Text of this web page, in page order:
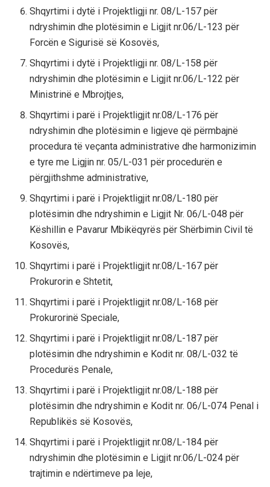
Shqyrtimi i dytë i Projektligji nr. 08/L-157 për
ndryshimin dhe plotësimin e Ligjit nr.06/L-123 për
Forcën e Sigurisë së Kosovës,
Shqyrtimi i dytë i Projektligji nr. 08/L-158 për
ndryshimin dhe plotësimin e Ligjit nr.06/L-122 për
Ministrinë e Mbrojtjes,
Shqyrtimi i parë i Projektligjit nr.08/L-176 për
ndryshimin dhe plotësimin e ligjeve që përmbajnë
procedura të veçanta administrative dhe harmonizimin
e tyre me Ligjin nr. 05/L-031 për procedurën e
përgjithshme administrative,
Shqyrtimi i parë i Projektligjit nr.08/L-180 për
plotësimin dhe ndryshimin e Ligjit Nr. 06/L-048 për
Këshillin e Pavarur Mbikëqyrës për Shërbimin Civil të
Kosovës,
Shqyrtimi i parë i Projektligjit nr.08/L-167 për
Prokurorin e Shtetit,
Shqyrtimi i parë i Projektligjit nr.08/L-168 për
Prokurorinë Speciale,
Shqyrtimi i parë i Projektligjit nr.08/L-187 për
plotësimin dhe ndryshimin e Kodit nr. 08/L-032 të
Procedurës Penale,
Shqyrtimi i parë i Projektligjit nr.08/L-188 për
plotësimin dhe ndryshimin e Kodit nr. 06/L-074 Penal i
Republikës së Kosovës,
Shqyrtimi i parë i Projektligjit nr.08/L-184 për
ndryshimin dhe plotësimin e Ligjit nr.06/L-024 për
trajtimin e ndërtimeve pa leje,